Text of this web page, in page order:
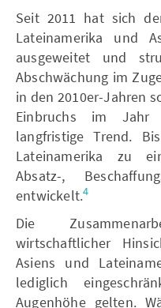
Seit 2011 hat sich
Lateinamerika und
ausgeweitet und
Abschwächung im
in den 2010er-Jahren
Einbruchs im
langfristige Trend.
Lateinamerika zu
Absatz-,
entwickelt.4
Die
wirtschaftlicher
Asiens und
lediglich
Augenhöhe gelten.